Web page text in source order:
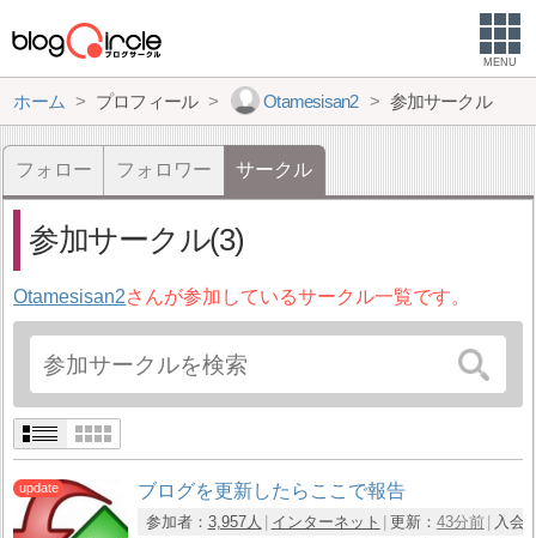
MENU
ホーム プロフィール Otamesisan2 参加サークル
フォロー フォロワー サークル
参加サークル(3)
Otamesisan2さんが参加しているサークル一覧です。
ブログを更新したらここで報告
参加者： 3,957人 インターネット 更新： 43分前
入会